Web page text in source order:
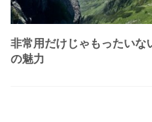
非常用だけじゃもったいな
の魅力